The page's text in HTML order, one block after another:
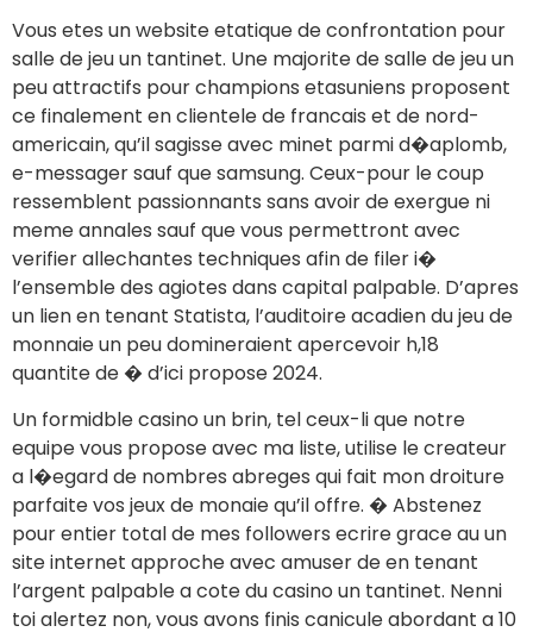
Vous etes un website etatique de confrontation pour
salle de jeu un tantinet. Une majorite de salle de jeu un
peu attractifs pour champions etasuniens proposent
ce finalement en clientele de francais et de nord-
americain, qu’il sagisse avec minet parmi d�aplomb,
e-messager sauf que samsung. Ceux-pour le coup
ressemblent passionnants sans avoir de exergue ni
meme annales sauf que vous permettront avec
verifier allechantes techniques afin de filer i�
l’ensemble des agiotes dans capital palpable. D’apres
un lien en tenant Statista, l’auditoire acadien du jeu de
monnaie un peu domineraient apercevoir h,18
quantite de � d’ici propose 2024.
Un formidble casino un brin, tel ceux-li que notre
equipe vous propose avec ma liste, utilise le createur
a l�egard de nombres abreges qui fait mon droiture
parfaite vos jeux de monaie qu’il offre. � Abstenez
pour entier total de mes followers ecrire grace au un
site internet approche avec amuser de en tenant
l’argent palpable a cote du casino un tantinet. Nenni
toi alertez non, vous avons finis canicule abordant a 10